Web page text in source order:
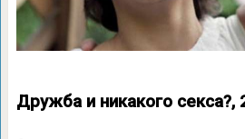
Дружба и никакого секса?,